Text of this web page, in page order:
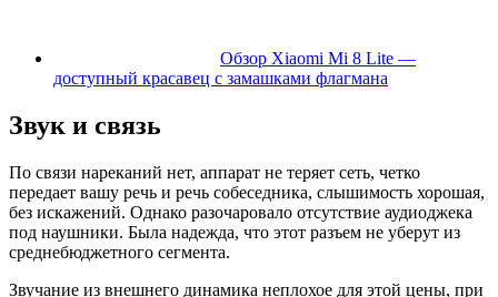
Обзор Xiaomi Mi 8 Lite —
доступный красавец с замашками флагмана
Звук и связь
По связи нареканий нет, аппарат не теряет сеть, четко
передает вашу речь и речь собеседника, слышимость хорошая,
без искажений. Однако разочаровало отсутствие аудиоджека
под наушники. Была надежда, что этот разъем не уберут из
среднебюджетного сегмента.
Звучание из внешнего динамика неплохое для этой цены, при